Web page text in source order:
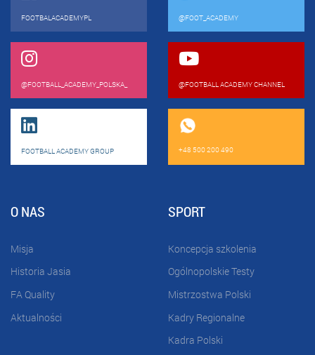
FOOTBALACADEMYPL @FOOT_ACADEMY
@FOOTBALL_ACADEMY_POLSKA_ @FOOTBALL ACADEMY CHANNEL
FOOTBALL ACADEMY GROUP +48 500 200 490
O NAS
Misja
Historia Jasia
FA Quality
Aktualności
SPORT
Koncepcja szkolenia
Ogólnopolskie Testy
Mistrzostwa Polski
Kadry Regionalne
Kadra Polski